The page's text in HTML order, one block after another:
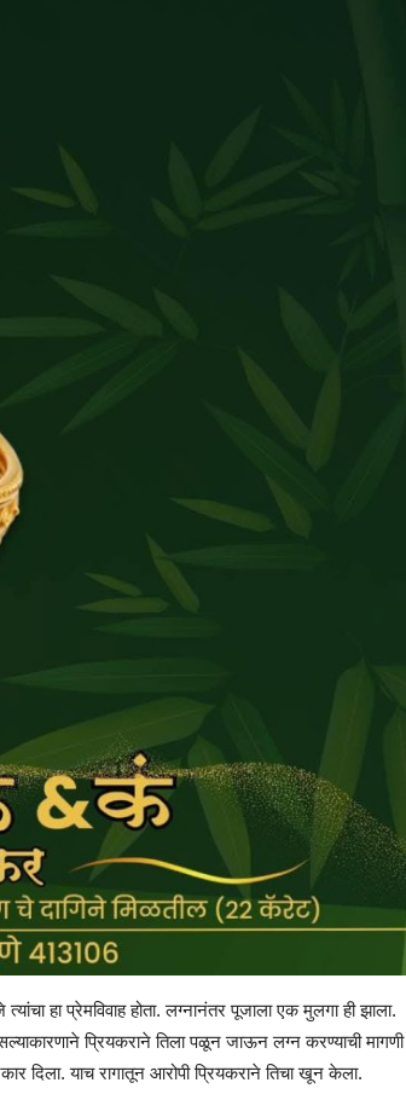
हा प्रेमविवाह होता. लग्नानंतर पूजाला एक मुलगा ही झाला.
प्रियकराने तिला पळून जाऊन लग्न करण्याची मागणी
दिला. याच रागातून आरोपी प्रियकराने तिचा खून केला.